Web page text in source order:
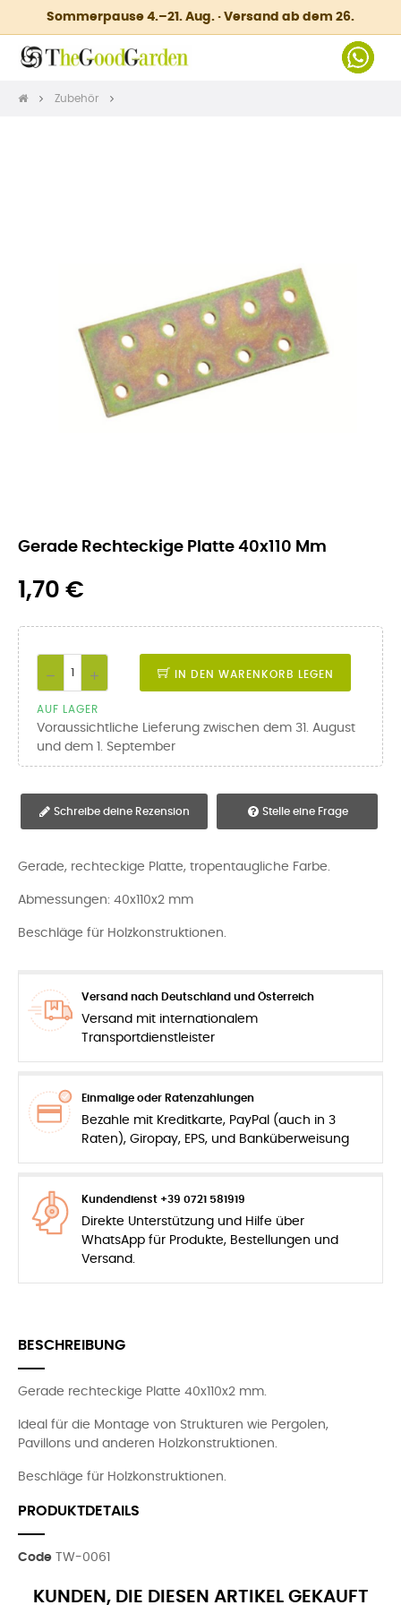
Sommerpause 4.–21. Aug. · Versand ab dem 26.
Zubehör
Gerade Rechteckige Platte 40x110 Mm
1,70 €
IN DEN WARENKORB LEGEN
AUF LAGER
Voraussichtliche Lieferung zwischen dem 31. August
und dem 1. September
Schreibe deine Rezension Stelle eine Frage
Gerade, rechteckige Platte, tropentaugliche Farbe.
Abmessungen: 40x110x2 mm
Beschläge für Holzkonstruktionen.
Versand nach Deutschland und Österreich
Versand mit internationalem
Transportdienstleister
Einmalige oder Ratenzahlungen
Bezahle mit Kreditkarte, PayPal (auch in 3
Raten), Giropay, EPS, und Banküberweisung
Kundendienst +39 0721 581919
Direkte Unterstützung und Hilfe über
WhatsApp für Produkte, Bestellungen und
Versand.
BESCHREIBUNG
Gerade rechteckige Platte 40x110x2 mm.
Ideal für die Montage von Strukturen wie Pergolen,
Pavillons und anderen Holzkonstruktionen.
Beschläge für Holzkonstruktionen.
PRODUKTDETAILS
Code TW-0061
KUNDEN, DIE DIESEN ARTIKEL GEKAUFT